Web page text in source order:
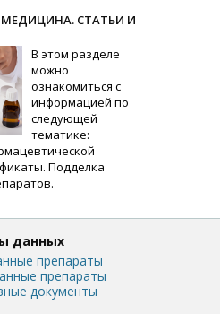
СТАТЬИ И
В этом разделе
можно
ознакомиться с
информацией по
следующей
тематике:
Подделка
данных
препараты
препараты
документы